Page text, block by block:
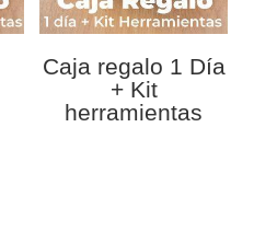
Caja regalo 1 Día
+ Kit
herramientas